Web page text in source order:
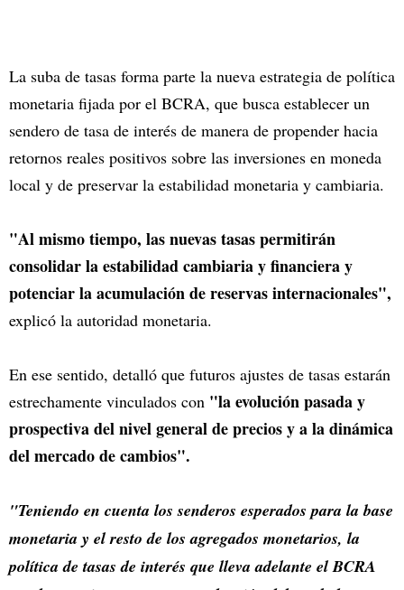
La suba de tasas forma parte la nueva estrategia de política
monetaria fijada por el BCRA, que busca establecer un
sendero de tasa de interés de manera de propender hacia
retornos reales positivos sobre las inversiones en moneda
local y de preservar la estabilidad monetaria y cambiaria.
"Al mismo tiempo, las nuevas tasas permitirán
consolidar la estabilidad cambiaria y financiera y
potenciar la acumulación de reservas internacionales",
explicó la autoridad monetaria.
En ese sentido, detalló que futuros ajustes de tasas estarán
estrechamente vinculados con "la evolución pasada y
prospectiva del nivel general de precios y a la dinámica
del mercado de cambios".
"Teniendo en cuenta los senderos esperados para la base
monetaria y el resto de los agregados monetarios, la
política de tasas de interés que lleva adelante el BCRA